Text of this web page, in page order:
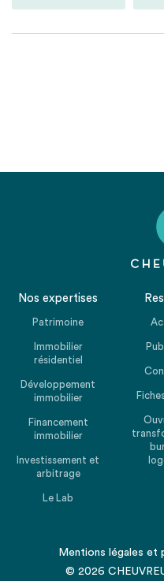
Nos expertises
Patrimoine
Immobilier
résidentiel
Développement
immobilier
Financement
immobilier
Investissement et
arbitrage
Le Lab
Mentions légales et
© 2026